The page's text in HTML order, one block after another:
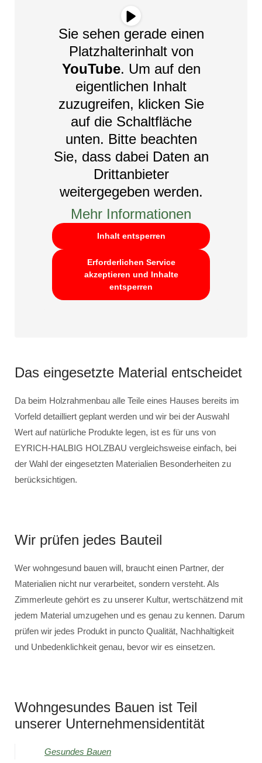
Sie sehen gerade einen
Platzhalterinhalt von
YouTube. Um auf den
eigentlichen Inhalt
zuzugreifen, klicken Sie
auf die Schaltfläche
unten. Bitte beachten
Sie, dass dabei Daten an
Drittanbieter
weitergegeben werden.
Mehr Informationen
Inhalt entsperren
Erforderlichen Service
akzeptieren und Inhalte
entsperren
Das eingesetzte Material entscheidet
Da beim Holzrahmenbau alle Teile eines Hauses bereits im
Vorfeld detailliert geplant werden und wir bei der Auswahl
Wert auf natürliche Produkte legen, ist es für uns von
EYRICH-HALBIG HOLZBAU vergleichsweise einfach, bei
der Wahl der eingesetzten Materialien Besonderheiten zu
berücksichtigen.
Wir prüfen jedes Bauteil
Wer wohngesund bauen will, braucht einen Partner, der
Materialien nicht nur verarbeitet, sondern versteht. Als
Zimmerleute gehört es zu unserer Kultur, wertschätzend mit
jedem Material umzugehen und es genau zu kennen. Darum
prüfen wir jedes Produkt in puncto Qualität, Nachhaltigkeit
und Unbedenklichkeit genau, bevor wir es einsetzen.
Wohngesundes Bauen ist Teil
unserer Unternehmensidentität
Gesundes Bauen